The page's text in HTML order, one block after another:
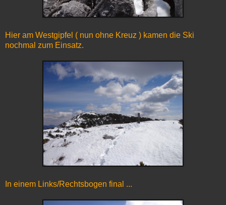
Hier am Westgipfel ( nun ohne Kreuz ) kamen die Ski
nochmal zum Einsatz.
In einem Links/Rechtsbogen final ...